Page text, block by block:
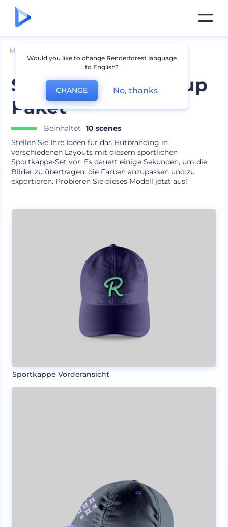
Mockups
Sportkappe Mockup
Paket
Beinhaltet
10 scenes
Stellen Sie Ihre Ideen für das Hutbranding in
verschiedenen Layouts mit diesem sportlichen
Sportkappe-Set vor. Es dauert einige Sekunden, um die
Bilder zu übertragen, die Farben anzupassen und zu
exportieren. Probieren Sie dieses Modell jetzt aus!
Sportkappe Vorderansicht
Would you like to change Renderforest language
to English?
CHANGE No, thanks